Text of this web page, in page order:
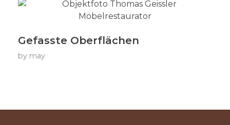
Gefasste Oberflächen
by may